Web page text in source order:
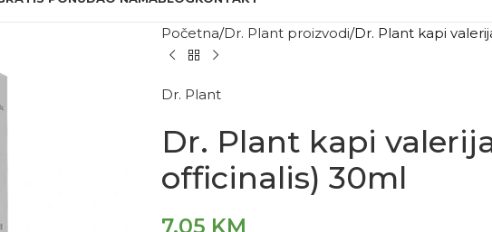
Početna Dr. Plant proizvodi Dr. Plant kapi
Dr. Plant
Dr. Plant kapi
officinalis) 30ml
7,05 KM